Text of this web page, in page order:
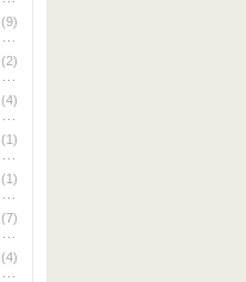
(9)
(2)
(4)
(1)
(1)
(7)
(4)